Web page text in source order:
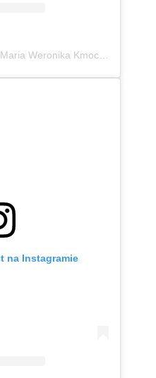
Post udostępniony przez Maria Weronika Kmoch 🦄 Kurpianka w wielkim świecie (@mwkmoch)
na Instagramie